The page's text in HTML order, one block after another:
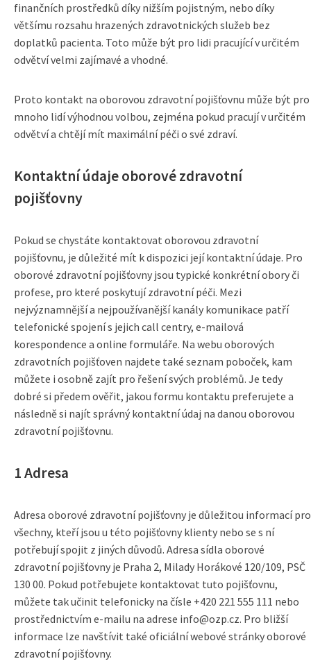
finančních prostředků díky nižším pojistným, nebo díky
většímu rozsahu hrazených zdravotnických služeb bez
doplatků pacienta. Toto může být pro lidi pracující v určitém
odvětví velmi zajímavé a vhodné.
Proto kontakt na oborovou zdravotní pojišťovnu může být pro
mnoho lidí výhodnou volbou, zejména pokud pracují v určitém
odvětví a chtějí mít maximální péči o své zdraví.
Kontaktní údaje oborové zdravotní
pojišťovny
Pokud se chystáte kontaktovat oborovou zdravotní
pojišťovnu, je důležité mít k dispozici její kontaktní údaje. Pro
oborové zdravotní pojišťovny jsou typické konkrétní obory či
profese, pro které poskytují zdravotní péči. Mezi
nejvýznamnější a nejpoužívanější kanály komunikace patří
telefonické spojení s jejich call centry, e-mailová
korespondence a online formuláře. Na webu oborových
zdravotních pojišťoven najdete také seznam poboček, kam
můžete i osobně zajít pro řešení svých problémů. Je tedy
dobré si předem ověřit, jakou formu kontaktu preferujete a
následně si najít správný kontaktní údaj na danou oborovou
zdravotní pojišťovnu.
1 Adresa
Adresa oborové zdravotní pojišťovny je důležitou informací pro
všechny, kteří jsou u této pojišťovny klienty nebo se s ní
potřebují spojit z jiných důvodů. Adresa sídla oborové
zdravotní pojišťovny je Praha 2, Milady Horákové 120/109, PSČ
130 00. Pokud potřebujete kontaktovat tuto pojišťovnu,
můžete tak učinit telefonicky na čísle +420 221 555 111 nebo
prostřednictvím e-mailu na adrese info@ozp.cz. Pro bližší
informace lze navštívit také oficiální webové stránky oborové
zdravotní pojišťovny.